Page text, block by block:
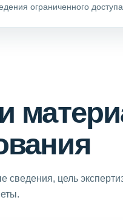
ограниченного
сведения, цель